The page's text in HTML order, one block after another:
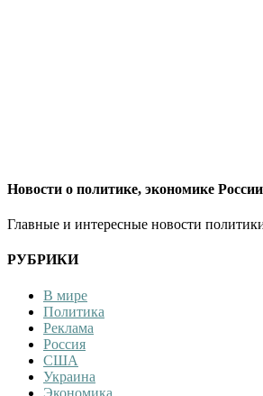
Новости о политике, экономике
Главные и интересные новости
РУБРИКИ
В мире
Политика
Реклама
Россия
США
Украина
Экономика